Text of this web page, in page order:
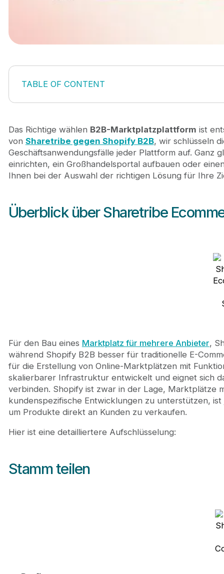
TABLE OF CONTENT
Überblick über Sharetribe Ecommerce und
Shopify B2B
Was ist die beste B2B-Marktplatzplattform?
Wenn Sharetribe Ihre Wahl ist, kann
Das Richtige wählen B2B-Marktplatzplattform ist
von Sharetribe gegen Shopify B2B, wir schlüsseln
Geschäftsanwendungsfälle jeder Plattform auf.
einrichten, ein Großhandelsportal aufbauen oder
Ihnen bei der Auswahl der richtigen Lösung für Ihre
Überblick über Sharetribe
Für den Bau eines Marktplatz für mehrere Anbieter,
während Shopify B2B besser für traditionelle E-
für die Erstellung von Online-Marktplätzen mit
skalierbarer Infrastruktur entwickelt und eignet sich
verbinden. Shopify ist zwar in der Lage, Marktplätze
kundenspezifische Entwicklungen zu unterstützen,
um Produkte direkt an Kunden zu verkaufen.
Hier ist eine detailliertere Aufschlüsselung:
Stamm teilen